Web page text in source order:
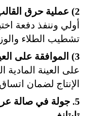
2) عملية حرق القالب التجريبي:
أولي وننفذ دفعة
تشطيب الطلاء
3) الموافقة على العينة الذهبية:
على العينة المادية
الإنتاج لضمان
5. جولة في صالة